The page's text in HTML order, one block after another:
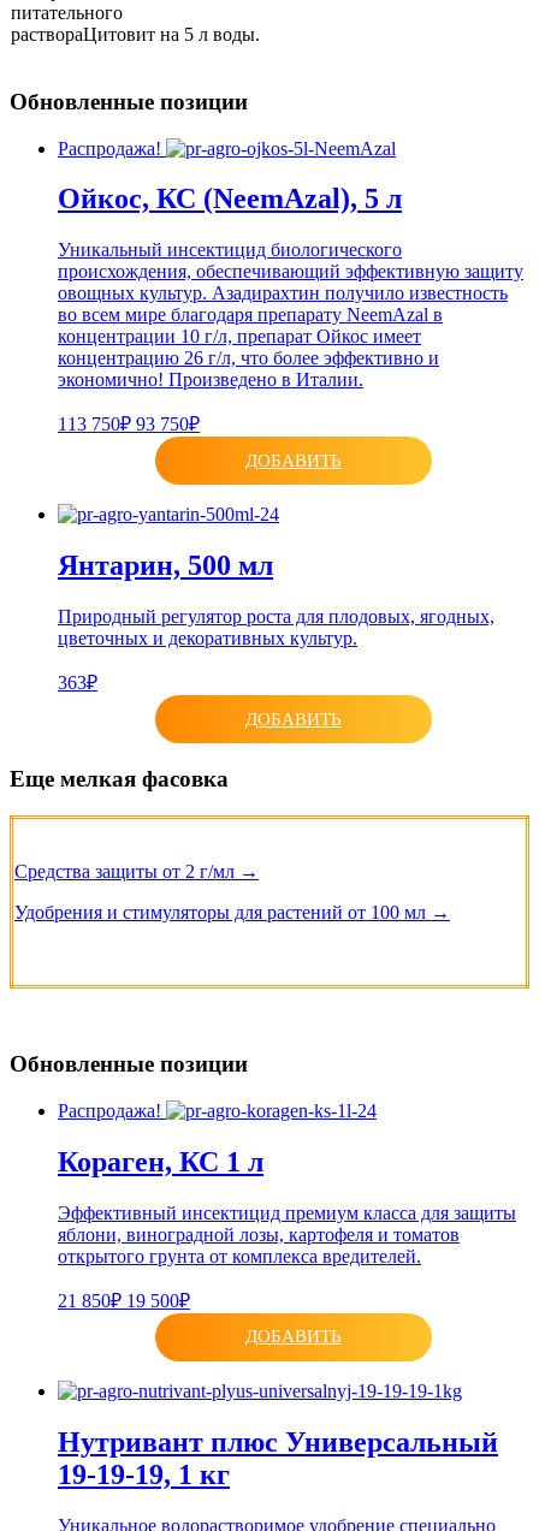
питательного
раствораЦитовит на 5 л воды.
Обновленные позиции
Распродажа!
Ойкос, КС (NeemAzal), 5 л
Уникальный инсектицид биологического
происхождения, обеспечивающий эффективную защиту
овощных культур. Азадирахтин получило известность
во всем мире благодаря препарату NeemAzal в
концентрации 10 г/л, препарат Ойкос имеет
концентрацию 26 г/л, что более эффективно и
экономично! Произведено в Италии.
113 750₽ 93 750₽
ДОБАВИТЬ
Янтарин, 500 мл
Природный регулятор роста для плодовых, ягодных,
цветочных и декоративных культур.
363₽
ДОБАВИТЬ
Еще мелкая фасовка
Средства защиты от 2 г/мл →
Удобрения и стимуляторы для растений от 100 мл →
Обновленные позиции
Распродажа!
Кораген, КС 1 л
Эффективный инсектицид премиум класса для защиты
яблони, виноградной лозы, картофеля и томатов
открытого грунта от комплекса вредителей.
21 850₽ 19 500₽
ДОБАВИТЬ
Нутривант плюс Универсальный
19-19-19, 1 кг
Уникальное водорастворимое удобрение специально